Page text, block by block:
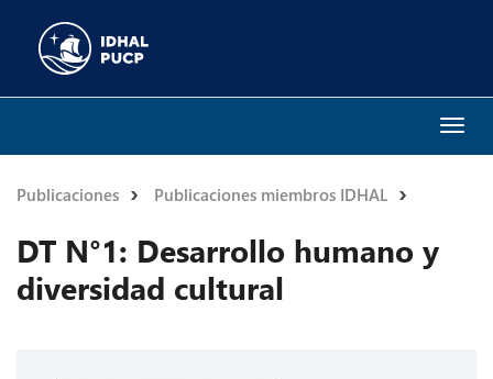
Publicaciones Publicaciones miembros IDHAL
DT N°1: Desarrollo humano y
diversidad cultural